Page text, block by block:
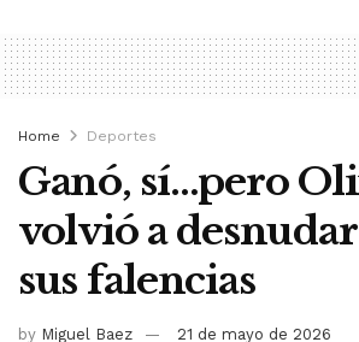
Home Deportes
Ganó, sí…pero
volvió a
sus falencias
by Miguel Baez 21 de mayo de 2026